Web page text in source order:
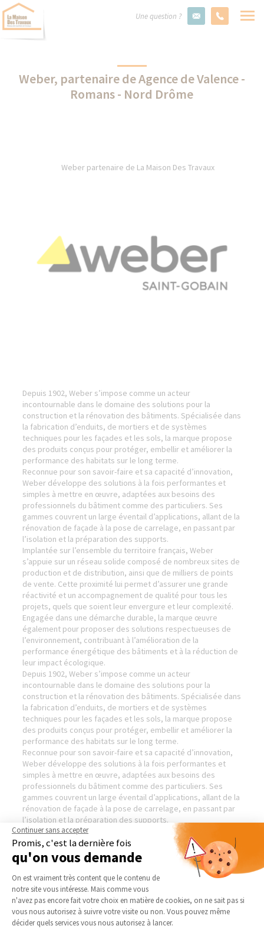
Une question ?
Weber, partenaire de Agence de Valence -
Romans - Nord Drôme
Weber partenaire de La Maison Des Travaux
Depuis 1902, Weber s’impose comme un acteur
incontournable dans le domaine des solutions pour la
construction et la rénovation des bâtiments. Spécialisée dans
la fabrication d’enduits, de mortiers et de systèmes
techniques pour les façades et les sols, la marque propose
des produits conçus pour protéger, embellir et améliorer la
performance des habitats sur le long terme.
Reconnue pour son savoir-faire et sa capacité d’innovation,
Weber développe des solutions à la fois performantes et
simples à mettre en œuvre, adaptées aux besoins des
professionnels du bâtiment comme des particuliers. Ses
gammes couvrent un large éventail d’applications, allant de la
rénovation de façade à la pose de carrelage, en passant par
l’isolation et la préparation des supports.
Implantée sur l’ensemble du territoire français, Weber
s’appuie sur un réseau solide composé de nombreux sites de
production et de distribution, ainsi que de milliers de points
de vente. Cette proximité lui permet d’assurer une grande
réactivité et un accompagnement de qualité pour tous les
projets, quels que soient leur envergure et leur complexité.
Engagée dans une démarche durable, la marque œuvre
également pour proposer des solutions respectueuses de
l’environnement, contribuant à l’amélioration de la
performance énergétique des bâtiments et à la réduction de
leur impact écologique.
Depuis 1902, Weber s’impose comme un acteur
incontournable dans le domaine des solutions pour la
construction et la rénovation des bâtiments. Spécialisée dans
la fabrication d’enduits, de mortiers et de systèmes
techniques pour les façades et les sols, la marque propose
des produits conçus pour protéger, embellir et améliorer la
performance des habitats sur le long terme.
Reconnue pour son savoir-faire et sa capacité d’innovation,
Weber développe des solutions à la fois performantes et
simples à mettre en œuvre, adaptées aux besoins des
professionnels du bâtiment comme des particuliers. Ses
gammes couvrent un large éventail d’applications, allant de la
rénovation de façade à la pose de carrelage, en passant par
l’isolation et la préparation des supports.
Implantée sur l’ensemble du territoire français, Weber
s’appuie sur un réseau solide composé de nombreux sites de
production et de distribution, ainsi que de milliers de points
de vente. Cette proximité lui permet d’assurer une grande
réactivité et un accompagnement de qualité pour tous les
projets, quels que soient leur envergure et leur complexité.
Engagée dans une démarche durable, la marque œuvre
également pour proposer des solutions respectueuses de
l’environnement, contribuant à l’amélioration de la
Continuer sans accepter
Promis, c'est la dernière fois
qu'on vous demande
Plateforme de Gestion du
On est vraiment très content que le contenu de
notre site vous intéresse. Mais comme vous
n'avez pas encore fait votre choix en matière de cookies, on ne sait pas si
vous nous autorisez à suivre votre visite ou non. Vous pouvez même
décider quels services vous nous autorisez à lancer.
Axeptio consent